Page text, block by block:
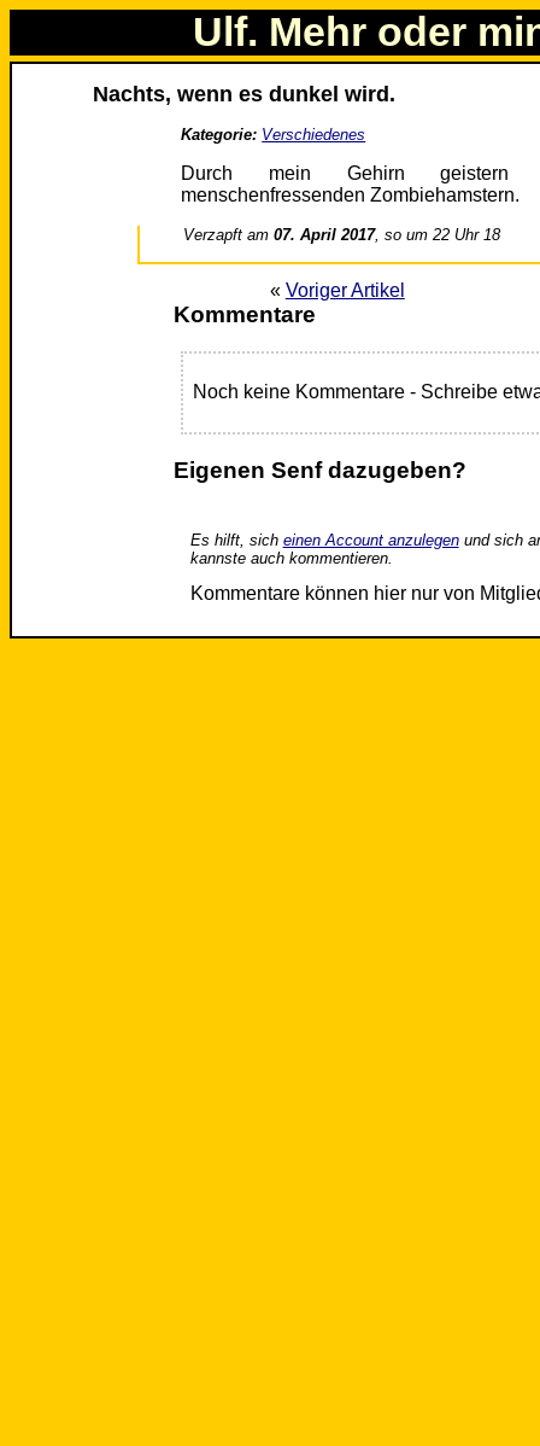
Ulf. Mehr oder
Nachts, wenn es dunkel wird.
Kategorie: Verschiedenes
Durch mein Gehirn geistern
menschenfressenden Zombiehamstern.
Verzapft am07. April 2017, so um 22 Uhr 18
« Voriger Artikel
Kommentare
Noch keine Kommentare - Schreibe
Eigenen Senf dazugeben?
Es hilft, sich einen Account anzulegenund sich
kannste auch kommentieren.
Kommentare können hier nur von